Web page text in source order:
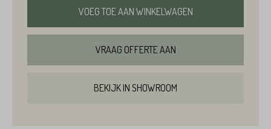
VOEG TOE AAN WINKELWAGEN
VRAAG OFFERTE AAN
BEKIJK IN SHOWROOM
Voornaam*
Achternaam*